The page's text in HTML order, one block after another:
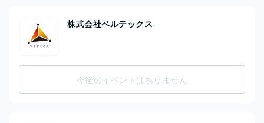
株式会社ベルテックス
今後のイベントはありません